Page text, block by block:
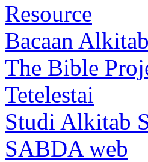
Resource
Bacaan
The Bible
Tetelestai
Studi Alkitab
SABDA web